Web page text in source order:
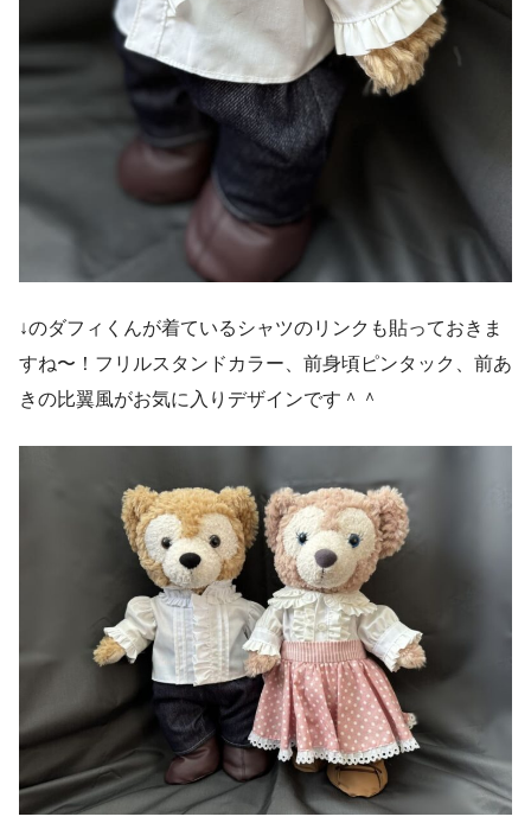
↓のダフィくんが着ているシャツのリンクも貼っておきま
すね〜！フリルスタンドカラー、前身頃ピンタック、前あ
きの比翼風がお気に入りデザインです＾＾